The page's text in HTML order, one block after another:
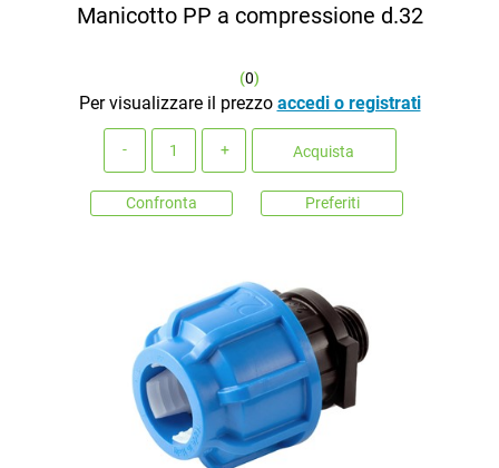
Manicotto PP a compressione d.32
(0)
Per visualizzare il prezzo accedi o registrati
Acquista
Confronta Preferiti